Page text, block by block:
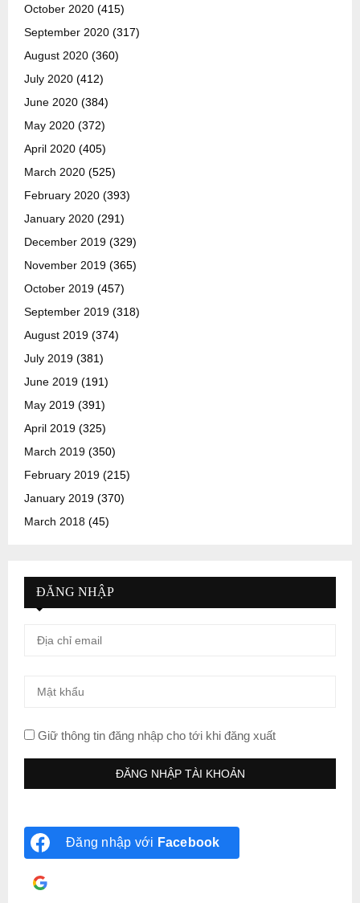
October 2020 (415)
September 2020 (317)
August 2020 (360)
July 2020 (412)
June 2020 (384)
May 2020 (372)
April 2020 (405)
March 2020 (525)
February 2020 (393)
January 2020 (291)
December 2019 (329)
November 2019 (365)
October 2019 (457)
September 2019 (318)
August 2019 (374)
July 2019 (381)
June 2019 (191)
May 2019 (391)
April 2019 (325)
March 2019 (350)
February 2019 (215)
January 2019 (370)
March 2018 (45)
ĐĂNG NHẬP
Giữ thông tin đăng nhập cho tới khi đăng xuất
Đăng nhập với Facebook